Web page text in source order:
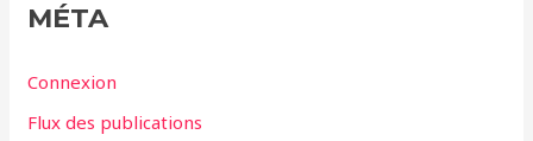
r
MÉTA
Connexion
Flux des publications